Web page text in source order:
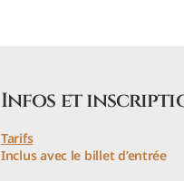
Infos et
Tarifs
Inclus avec le billet d’entrée